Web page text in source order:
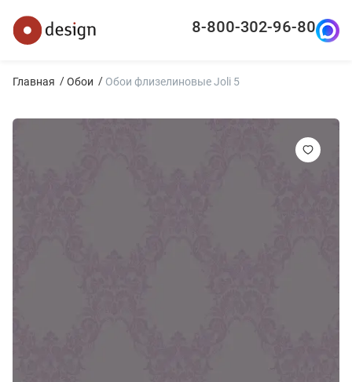
8-800-302-96-80
Главная Обои Обои флизелиновые Joli 5